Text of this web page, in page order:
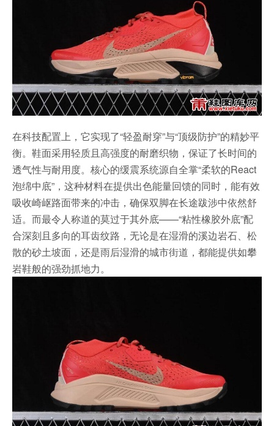
在科技配置上，它实现了“轻盈耐穿”与“顶级防护”的精妙平
衡。鞋面采用轻质且高强度的耐磨织物，保证了长时间的
透气性与耐用度。核心的缓震系统源自全掌“柔软的React
泡绵中底”，这种材料在提供出色能量回馈的同时，能有效
吸收崎岖路面带来的冲击，确保双脚在长途跋涉中依然舒
适。而最令人称道的莫过于其外底——“粘性橡胶外底”配
合深刻且多向的耳齿纹路，无论是在湿滑的溪边岩石、松
散的砂土坡面，还是雨后湿滑的城市街道，都能提供如攀
岩鞋般的强劲抓地力。